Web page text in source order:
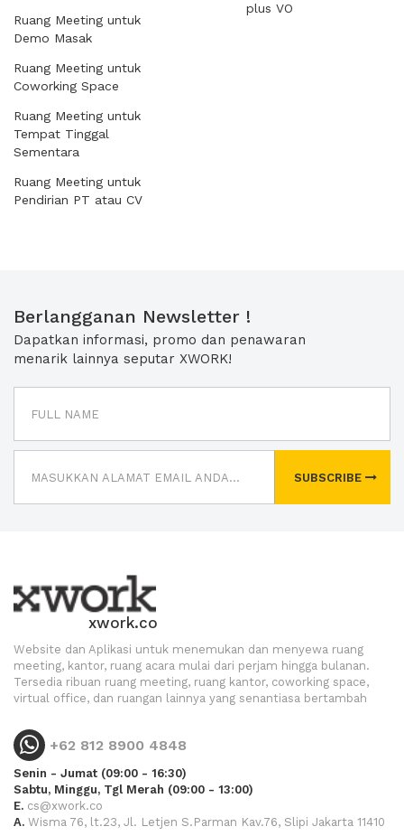
Ruang Meeting untuk
Demo Masak
Ruang Meeting untuk
Coworking Space
Ruang Meeting untuk
Tempat Tinggal
Sementara
Ruang Meeting untuk
Pendirian PT atau CV
plus VO
Berlangganan Newsletter !
Dapatkan informasi, promo dan penawaran
menarik lainnya seputar XWORK!
SUBSCRIBE
xwork.co
Website dan Aplikasi untuk menemukan dan menyewa ruang
meeting, kantor, ruang acara mulai dari perjam hingga bulanan.
Tersedia ribuan ruang meeting, ruang kantor, coworking space,
virtual office, dan ruangan lainnya yang senantiasa bertambah
+62 812 8900 4848
Senin - Jumat (09:00 - 16:30)
Sabtu, Minggu, Tgl Merah (09:00 - 13:00)
E. cs@xwork.co
A. Wisma 76, lt.23, Jl. Letjen S.Parman Kav.76, Slipi Jakarta 11410